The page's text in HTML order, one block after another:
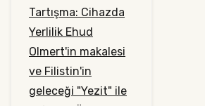
Tartışma: Cihazda
Yerlilik Ehud
Olmert'in makalesi
ve Filistin'in
geleceği "Yezit" ile